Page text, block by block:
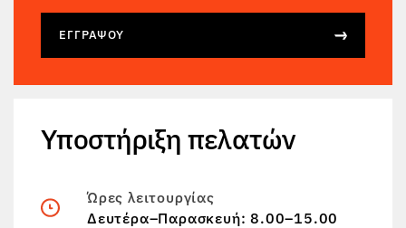
ΕΓΓΡΆΨΟΥ
Υποστήριξη πελατών
Ώρες λειτουργίας
Δευτέρα–Παρασκευή: 8.00–15.00